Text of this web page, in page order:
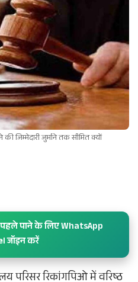
जिम्मेदारी जुर्माने तक सीमित क्यों
पाने के लिए WhatsApp
जॉइन करें